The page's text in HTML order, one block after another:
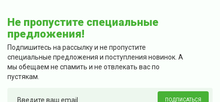
Не пропустите специальные
предложения!
Подпишитесь на рассылку и не пропустите
специальные предложения и поступления новинок. А
мы обещаем не спамить и не отвлекать вас по
пустякам.
ПОДПИСАТЬСЯ